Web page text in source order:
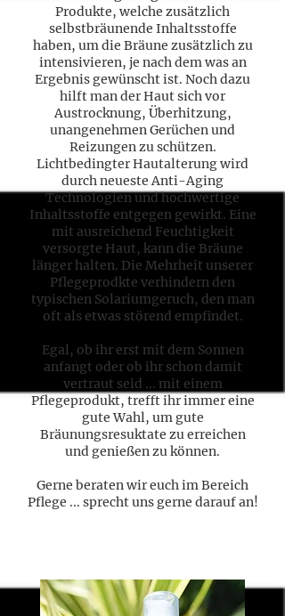
Produkte, welche zusätzlich
selbstbräunende Inhaltsstoffe
haben, um die Bräune zusätzlich zu
intensivieren, je nach dem was an
Ergebnis gewünscht ist. Noch dazu
hilft man der Haut sich vor
Austrocknung, Überhitzung,
unangenehmen Gerüchen und
Reizungen zu schützen.
Lichtbedingter Hautalterung wird
durch neueste Anti-Aging
Technologien und hochwertige
Inhaltsstoffe entgegen gewirkt. Eine
mit ausreichend Feuchtigkeit
versorgte Haut, kann die Bräune
länger halten. Die Mehrheit unserer
Pflegeprodkte verhindern den
typischen Solariumgeruch, den man
oft als etwas störend empfindet.
Egal, ob ihr erst mit dem Sonnen
anfangt oder ob ihr schon damit
vertraut seid ... mit einem
Pflegeprodukt, trefft ihr immer eine
gute Wahl, um gute
Bräunungsresuktate zu erreichen
und genießen zu können.
Gerne beraten wir euch im Bereich
Pflege ... sprecht uns gerne darauf an!